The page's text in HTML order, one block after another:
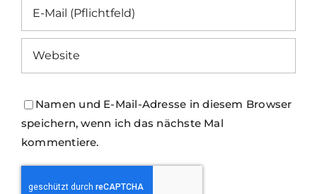
Namen und E-Mail-Adresse in diesem Browser
speichern, wenn ich das nächste Mal
kommentiere.